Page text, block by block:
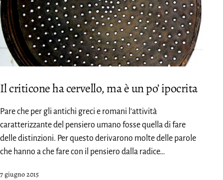
Il criticone ha cervello, ma è un po’ ipocrita
Pare che per gli antichi greci e romani l’attività
caratterizzante del pensiero umano fosse quella di fare
delle distinzioni. Per questo derivarono molte delle parole
che hanno a che fare con il pensiero dalla radice…
Pubblicato
7 giugno 2015